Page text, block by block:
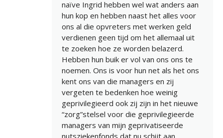
naïve Ingrid hebben wel wat anders aan
hun kop en hebben naast het alles voor
ons al die opvreters met werken geld
verdienen geen tijd om het allemaal uit
te zoeken hoe ze worden belazerd.
Hebben hun buik er vol van ons ons te
noemen. Ons is voor hun net als het ons
kent ons van die managers en zij
vergeten te bedenken hoe weinig
geprivilegieerd ook zij zijn in het nieuwe
“zorg”stelsel voor die geprivilegieerde
managers van mijn geprivatiseerde